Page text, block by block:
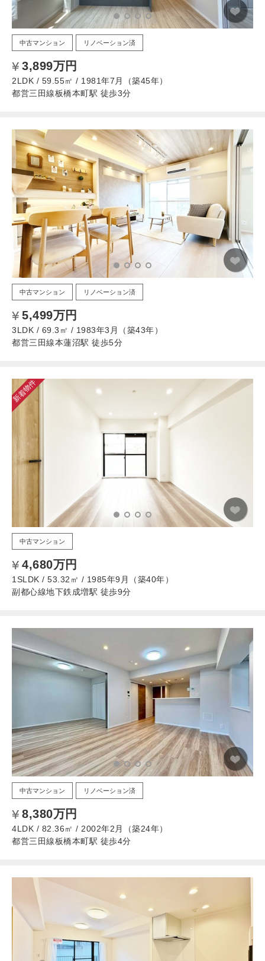
中古マンション リノベーション済
3,899万円
2LDK / 59.55㎡ / 1981年7月（築45年）
都営三田線板橋本町駅 徒歩3分
中古マンション リノベーション済
5,499万円
3LDK / 69.3㎡ / 1983年3月（築43年）
都営三田線本蓮沼駅 徒歩5分
新着物件
中古マンション
4,680万円
1SLDK / 53.32㎡ / 1985年9月（築40年）
副都心線地下鉄成増駅 徒歩9分
中古マンション リノベーション済
8,380万円
4LDK / 82.36㎡ / 2002年2月（築24年）
都営三田線板橋本町駅 徒歩4分